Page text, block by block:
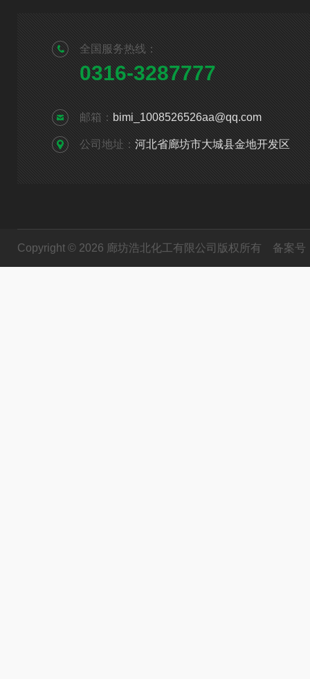
全国服务热线：
0316-3287777
邮箱： bimi_1008526526aa@qq.com
公司地址： 河北省廊坊市大城县金地开发区
Copyright © 2026 廊坊浩北化工有限公司版权所有 备案号